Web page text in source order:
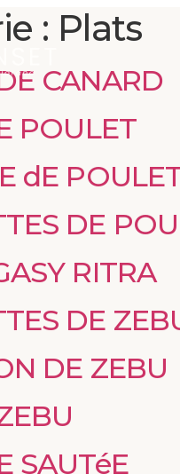
: Plats
CANARD
POULET
dE
DE
RITRA
DE
DE ZEBU
SAUTéE